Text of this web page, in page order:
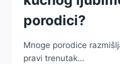
porodici?
Mnoge porodice
pravi trenutak…